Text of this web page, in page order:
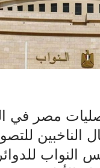
مصر في
الناخبين